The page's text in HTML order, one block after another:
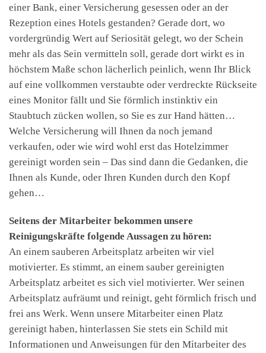
einer Bank, einer Versicherung gesessen oder an der
Rezeption eines Hotels gestanden? Gerade dort, wo
vordergründig Wert auf Seriosität gelegt, wo der Schein
mehr als das Sein vermitteln soll, gerade dort wirkt es in
höchstem Maße schon lächerlich peinlich, wenn Ihr Blick
auf eine vollkommen verstaubte oder verdreckte Rückseite
eines Monitor fällt und Sie förmlich instinktiv ein
Staubtuch zücken wollen, so Sie es zur Hand hätten…
Welche Versicherung will Ihnen da noch jemand
verkaufen, oder wie wird wohl erst das Hotelzimmer
gereinigt worden sein – Das sind dann die Gedanken, die
Ihnen als Kunde, oder Ihren Kunden durch den Kopf
gehen…
Seitens der Mitarbeiter bekommen unsere
Reinigungskräfte folgende Aussagen zu hören:
An einem sauberen Arbeitsplatz arbeiten wir viel
motivierter. Es stimmt, an einem sauber gereinigten
Arbeitsplatz arbeitet es sich viel motivierter. Wer seinen
Arbeitsplatz aufräumt und reinigt, geht förmlich frisch und
frei ans Werk. Wenn unsere Mitarbeiter einen Platz
gereinigt haben, hinterlassen Sie stets ein Schild mit
Informationen und Anweisungen für den Mitarbeiter des